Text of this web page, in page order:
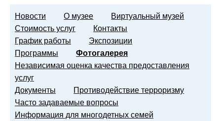
Новости О музее
Виртуальный музей
Стоимость услуг
Контакты
График работы
Экспозиции
Программы
Фотогалерея
Независимая оценка качества предоставления
услуг
Документы
Противодействие терроризму
Часто задаваемые вопросы
Информация для многодетных семей